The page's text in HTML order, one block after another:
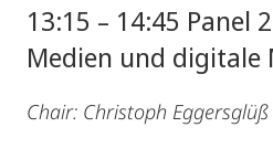
13:15 – 14:45 Panel
Medien und digitale
Chair: Christoph